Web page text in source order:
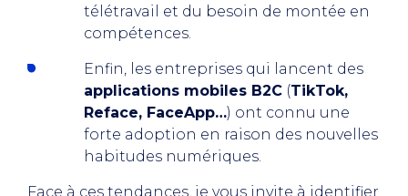
télétravail et du besoin de montée en
compétences.
Enfin, les entreprises qui lancent des
applications mobiles B2C (TikTok,
Reface, FaceApp…) ont connu une
forte adoption en raison des nouvelles
habitudes numériques.
Face à ces tendances, je vous invite à identifier